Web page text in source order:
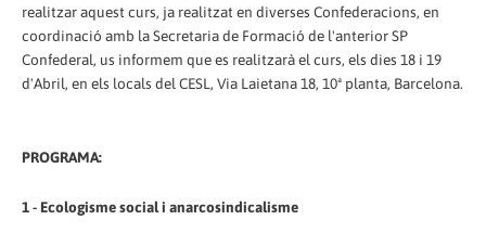
realitzar aquest curs, ja realitzat en diverses Confederacions, en
coordinació amb la Secretaria de Formació de l'anterior SP
Confederal, us informem que es realitzarà el curs, els dies 18 i 19
d'Abril, en els locals del CESL, Via Laietana 18, 10ª planta, Barcelona.
PROGRAMA:
1 - Ecologisme social i anarcosindicalisme